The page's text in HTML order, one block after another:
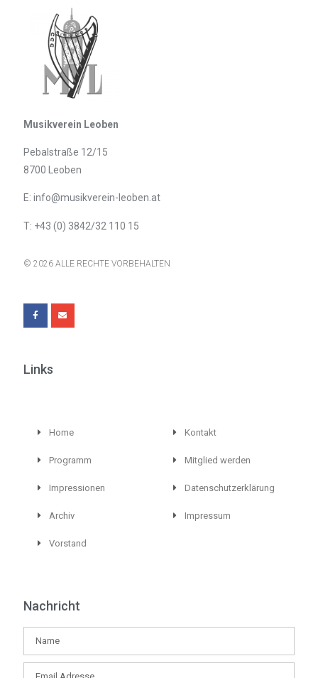
Musikverein Leoben
Pebalstraße 12/15
8700 Leoben
E: info@musikverein-leoben.at
T: +43 (0) 3842/32 110 15
© 2026 ALLE RECHTE VORBEHALTEN
Links
Home
Programm
Impressionen
Archiv
Vorstand
Kontakt
Mitglied werden
Datenschutzerklärung
Impressum
Nachricht